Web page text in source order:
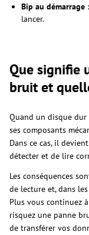
Bip au démarrage
lancer.
Que signifie
bruit et
Quand un disque dur
ses composants
Dans ce cas, il
détecter et de lire
Les conséquences
de lecture et, dans
Plus vous continuez
risquez une panne
de transférer vos